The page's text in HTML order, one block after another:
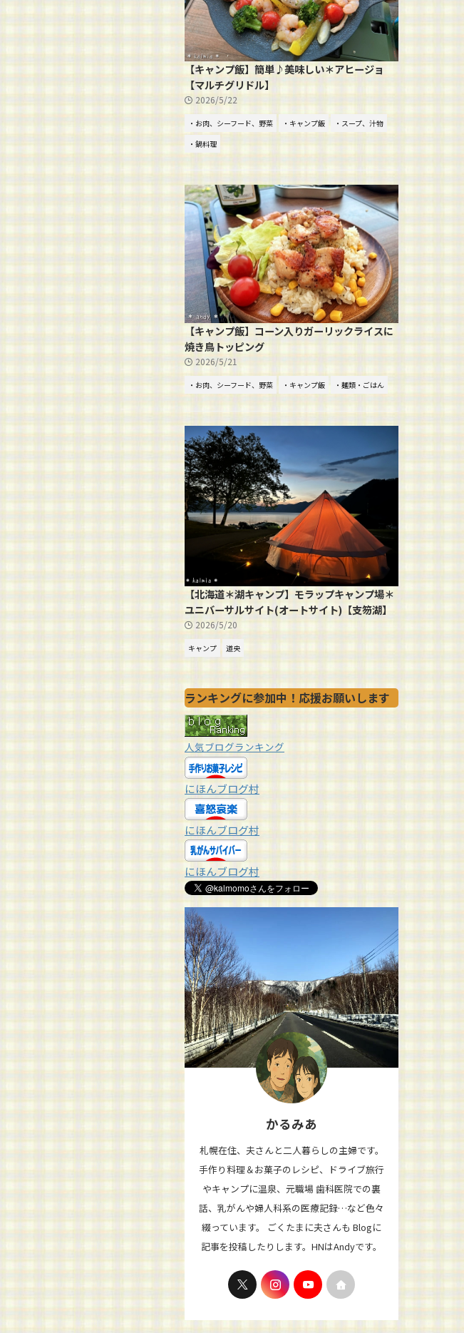
【キャンプ飯】簡単♪美味しい＊アヒージョ
【マルチグリドル】
2026/5/22
・お肉、シーフード、野菜 ・キャンプ飯
・スープ、汁物
・鍋料理
【キャンプ飯】コーン入りガーリックライスに
焼き鳥トッピング
2026/5/21
・お肉、シーフード、野菜 ・キャンプ飯 ・麺類・ごはん
【北海道＊湖キャンプ】モラップキャンプ場＊
ユニバーサルサイト(オートサイト)【支笏湖】
2026/5/20
キャンプ 道央
ランキングに参加中！応援お願いします
人気ブログランキング
にほんブログ村
にほんブログ村
にほんブログ村
かるみあ
札幌在住、夫さんと二人暮らしの主婦です。
手作り料理＆お菓子のレシピ、ドライブ旅行
やキャンプに温泉、元職場 歯科医院での裏
話、乳がんや婦人科系の医療記録…など色々
綴っています。 ごくたまに夫さんも Blogに
記事を投稿したりします。HNはAndyです。